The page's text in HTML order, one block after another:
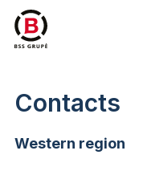
Contacts
Western region